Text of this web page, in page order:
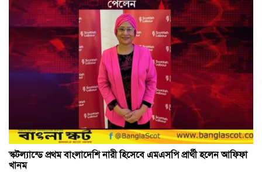
স্কটল্যান্ডে প্রথম বাংলাদেশি নারী হিসেবে এমএসপি প্রার্থী হলেন আফিফা
খানম